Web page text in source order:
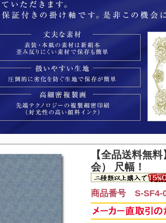
【全品送料無料
会） 尺幅！
商品番号 S-SF4-